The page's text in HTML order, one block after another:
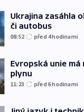
Ukrajina zasáhla
či autobus
08:52 před 4hodinami
Evropská unie
plynu
11:23 před 6hodinami